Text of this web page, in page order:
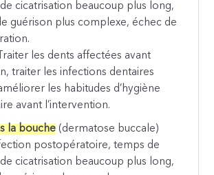
cicatrisation beaucoup plus long,
guérison plus complexe, échec de
les dents affectées avant
traiter les infections dentaires
les habitudes d’hygiène
avant l’intervention.
la bouche (dermatose buccale)
postopératoire, temps de
cicatrisation beaucoup plus long,